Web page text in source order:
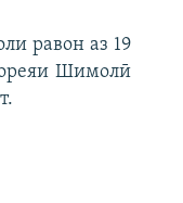
равон аз 19
Шимолӣ